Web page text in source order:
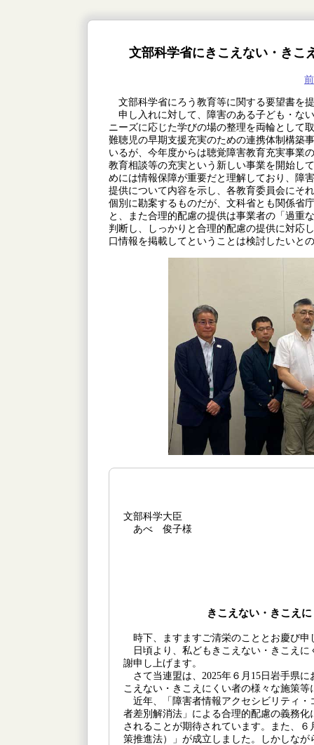
文部科学省にきこえない・きこ
文部科学省にろう教育等に関する要望書を
申し入れに対して、障害のある子ども・な
ニーズに応じた学びの場の整理を両輪として
難聴児の早期支援充実のための連携体制構築
いるが、今年度からは聴覚障害教育充実事業
教育相談等の充実という新しい事業を開始し
めには情報保障が重要だと理解しており、障
提供について内容を示し、各教育委員会にそ
個別に勘案するものだが、文科省とも関係省
と、また合理的配慮の提供は事業者の「過重
判断し、しっかりと合理的配慮の提供に対応
口情報を掲載してということは検討したいと
文部科学大臣
あべ 俊子様
きこえない・きこえ
時下、ますますご清栄のこととお慶び申
日頃より、私どもきこえない・きこえに
謝申し上げます。
さて当連盟は、2025年６月15日岩手県
こえない・きこえにくい者の様々な施策
近年、「障害者情報アクセシビリティ・
者差別解消法」による合理的配慮の義務
されることが期待されています。また、
策推進法）」が成立しました。しかしな